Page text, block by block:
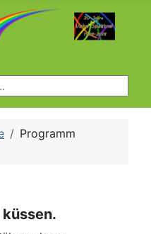
Programm